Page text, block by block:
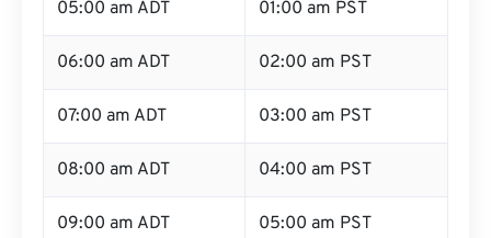
05:00 am ADT 01:00 am PST
06:00 am ADT 02:00 am PST
07:00 am ADT 03:00 am PST
08:00 am ADT 04:00 am PST
09:00 am ADT 05:00 am PST